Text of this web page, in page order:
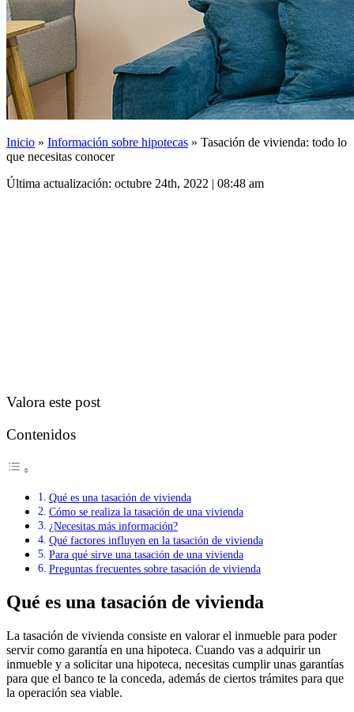
Inicio » Información sobre hipotecas » Tasación de vivienda: todo lo
que necesitas conocer
Última actualización: octubre 24th, 2022 | 08:48 am
Valora este post
Contenidos
Qué es una tasación de vivienda
Cómo se realiza la tasación de una vivienda
¿Necesitas más información?
Qué factores influyen en la tasación de vivienda
Para qué sirve una tasación de una vivienda
Preguntas frecuentes sobre tasación de vivienda
Qué es una tasación de vivienda
La tasación de vivienda consiste en valorar el inmueble para poder
servir como garantía en una hipoteca. Cuando vas a adquirir un
inmueble y a solicitar una hipoteca, necesitas cumplir unas garantías
para que el banco te la conceda, además de ciertos trámites para que
la operación sea viable.